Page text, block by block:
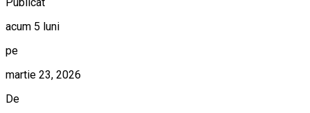
Publicat
acum 5 luni
pe
martie 23, 2026
De